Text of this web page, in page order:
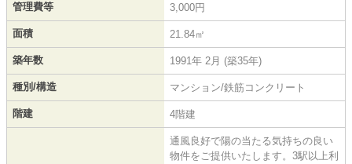
管理費等 3,000円
面積 21.84㎡
築年数 1991年 2月 (築35年)
種別/構造 マンション/鉄筋コンクリート
階建 4階建
通風良好で陽の当たる気持ちの良い
物件をご提供いたします。3駅以上利